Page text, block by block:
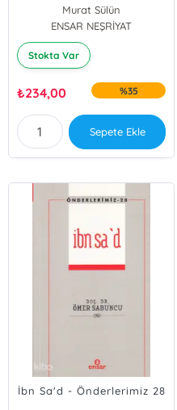
Murat Sülün
ENSAR NEŞRİYAT
Stokta Var
₺234,00 %35
Sepete Ekle
İbn Sa'd - Önderlerimiz 28